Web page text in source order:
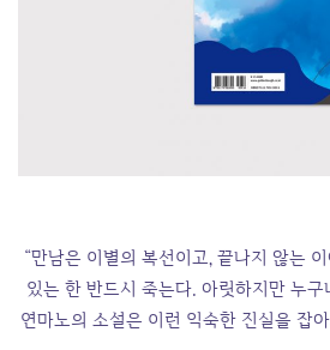
“만남은 이별의 복선이고, 끝나지 않는
있는 한 반드시 죽는다. 아릿하지만 누
연마노의 소설은 이런 익숙한 진실을 잡